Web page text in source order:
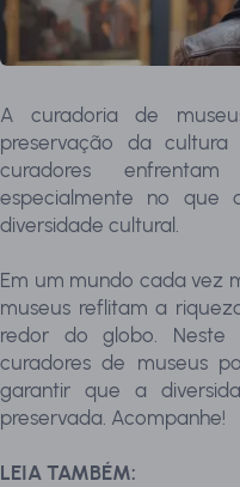
A curadoria de
preservação da
curadores
especialmente no que
diversidade cultural.
Em um mundo cada vez
museus reflitam a
redor do globo. Neste
curadores de museus
garantir que a
preservada. Acompanhe!
LEIA TAMBÉM: